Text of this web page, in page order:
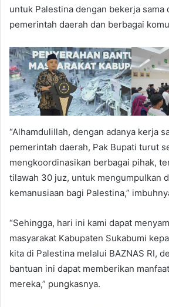
untuk Palestina dengan bekerja sama
pemerintah daerah dan berbagai
“Alhamdulillah, dengan adanya kerja
pemerintah daerah, Pak Bupati turut
mengkoordinasikan berbagai pihak,
tilawah 30 juz, untuk mengumpulkan
kemanusiaan bagi Palestina,”
“Sehingga, hari ini kami dapat
masyarakat Kabupaten Sukabumi
kita di Palestina melalui BAZNAS RI,
bantuan ini dapat memberikan
mereka,” pungkasnya.